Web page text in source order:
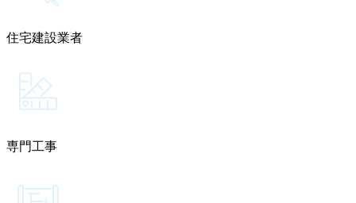
住宅建設業者
専門工事